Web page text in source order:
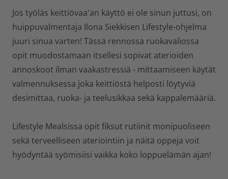
Jos työläs keittiövaa'an käyttö ei ole sinun juttusi, on
huippuvalmentaja Ilona Siekkisen Lifestyle-ohjelma
juuri sinua varten! Tässä rennossa ruokavaliossa
opit muodostamaan itsellesi sopivat aterioiden
annoskoot ilman vaakastressiä - mittaamiseen käytät
valmennuksessa joka keittiöstä helposti löytyviä
desimittaa, ruoka- ja teelusikkaa sekä kappalemääriä.
Lifestyle Mealsissa opit fiksut rutiinit monipuoliseen
sekä terveelliseen ateriointiin ja näitä oppeja voit
hyödyntää syömisiisi vaikka koko loppuelämän ajan!